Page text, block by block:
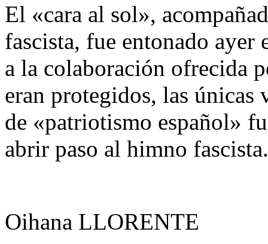
El «cara al sol»,
fascista, fue entonado ayer
a la colaboración ofrecida
eran protegidos, las únicas
de «patriotismo español»
abrir paso al himno fascista.
Oihana LLORENTE